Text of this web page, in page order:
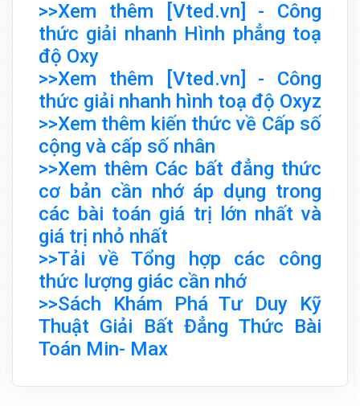
>>Xem thêm [Vted.vn] - Công
thức giải nhanh Hình phẳng toạ
độ Oxy
>>Xem thêm [Vted.vn] - Công
thức giải nhanh hình toạ độ Oxyz
>>Xem thêm kiến thức về Cấp số
cộng và cấp số nhân
>>Xem thêm Các bất đẳng thức
cơ bản cần nhớ áp dụng trong
các bài toán giá trị lớn nhất và
giá trị nhỏ nhất
>>Tải về Tổng hợp các công
thức lượng giác cần nhớ
>>Sách Khám Phá Tư Duy Kỹ
Thuật Giải Bất Đẳng Thức Bài
Toán Min- Max